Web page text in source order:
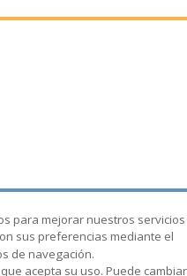
para mejorar nuestros servicios
sus preferencias mediante el
de navegación.
acepta su uso. Puede cambiar